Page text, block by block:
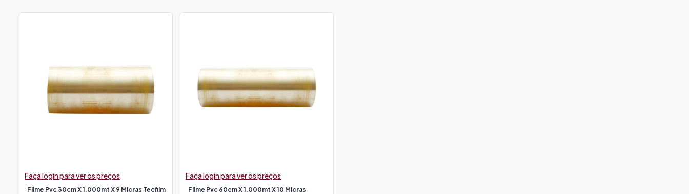
Filme Pvc 30cm X 1.000mt X 9 Micras Tecfilm
Faça login para ver os preços
Filme Pvc 60cm X 1.000mt X 10 Micras
Faça login para ver os preços